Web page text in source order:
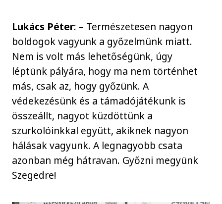
Lukács Péter: – Természetesen nagyon
boldogok vagyunk a győzelmünk miatt.
Nem is volt más lehetőségünk, úgy
léptünk pályára, hogy ma nem történhet
más, csak az, hogy győzünk. A
védekezésünk és a támadójátékunk is
összeállt, nagyot küzdöttünk a
szurkolóinkkal együtt, akiknek nagyon
hálásak vagyunk. A legnagyobb csata
azonban még hátravan. Győzni megyünk
Szegedre!